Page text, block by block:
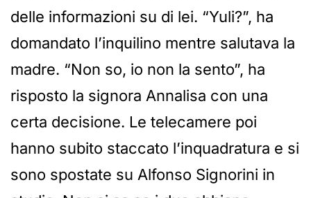
delle informazioni su di lei. “Yuli?”, ha
domandato l’inquilino mentre salutava la
madre. “Non so, io non la sento”, ha
risposto la signora Annalisa con una
certa decisione. Le telecamere poi
hanno subito staccato l’inquadratura e si
sono spostate su Alfonso Signorini in